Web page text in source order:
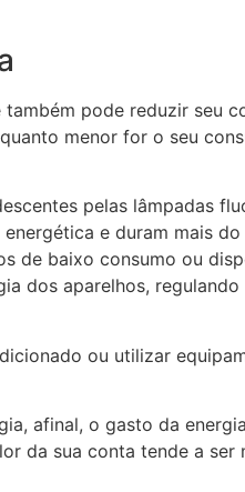
pode reduzir seu
menor for o seu
pelas lâmpadas
e duram mais
de baixo consumo ou
dos aparelhos, regulando
ou utilizar
afinal, o gasto da
da sua conta tende a ser